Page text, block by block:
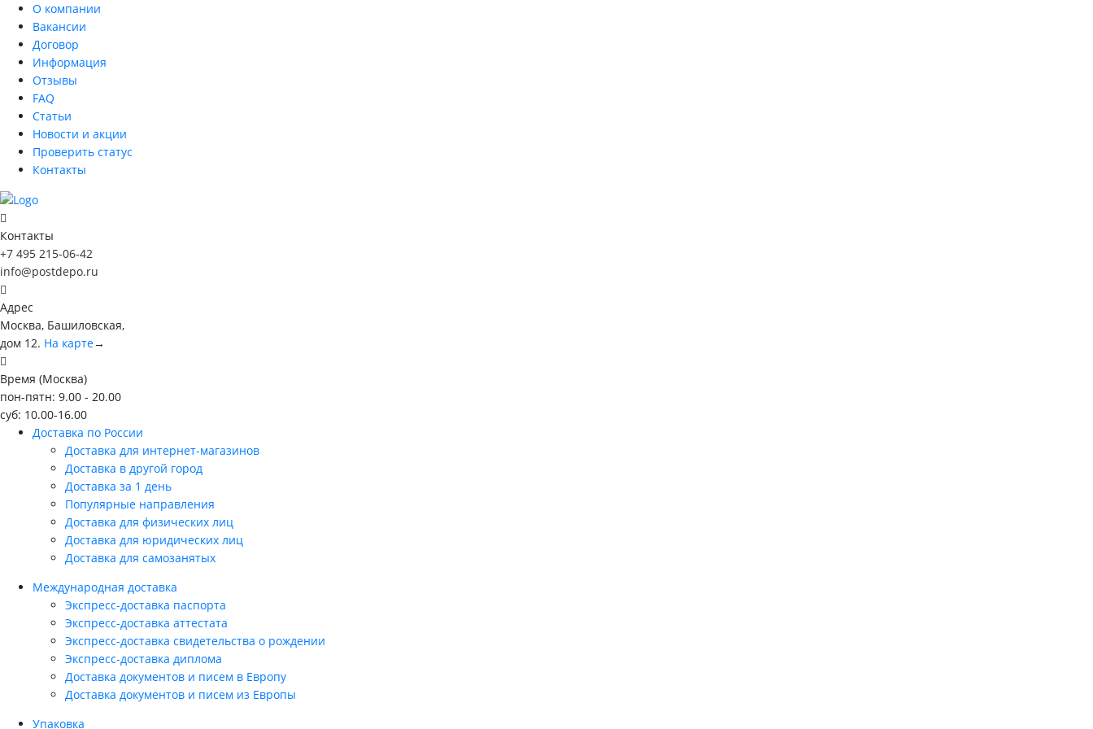
О компании
Вакансии
Договор
Информация
Отзывы
FAQ
Статьи
Новости и акции
Проверить статус
Контакты
Контакты
+7 495 215-06-42
info@postdepo.ru
Адрес
Москва, Башиловская,
дом 12. На карте→
Время (Москва)
пон-пятн: 9.00 - 20.00
суб: 10.00-16.00
Доставка по России
Доставка для интернет-магазинов
Доставка в другой город
Доставка за 1 день
Популярные направления
Доставка для физических лиц
Доставка для юридических лиц
Доставка для самозанятых
Международная доставка
Экспресс-доставка паспорта
Экспресс-доставка аттестата
Экспресс-доставка свидетельства о рождении
Экспресс-доставка диплома
Доставка документов и писем в Европу
Доставка документов и писем из Европы
Упаковка